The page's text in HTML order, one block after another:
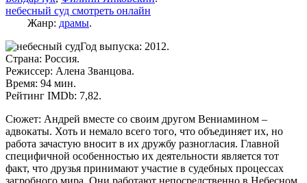
небесный суд смотреть онлайн
Жанр: драмы.
Год выпуска: 2012.
Страна: Россия.
Режиссер: Алена Званцова.
Время: 94 мин.
Рейтинг IMDb: 7,82.
Сюжет: Андрей вместе со своим другом Вениамином –
адвокаты. Хоть и немало всего того, что объединяет их, но
работа зачастую вносит в их дружбу разногласия. Главной
специфичной особенностью их деятельности является тот
факт, что друзья принимают участие в судебных процессах
загробного мира. Они работают непосредственно в Небесном